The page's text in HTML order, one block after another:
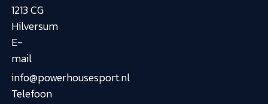
1213 CG
Hilversum
E-
mail
info@powerhousesport.nl
Telefoon